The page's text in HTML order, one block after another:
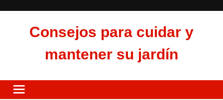
Consejos para cuidar y
mantener su jardín